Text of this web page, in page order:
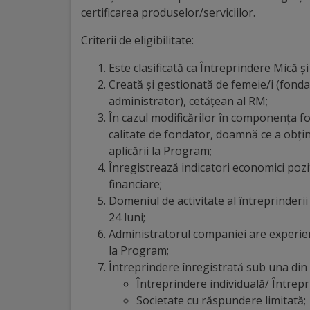
Administrație
Viceprimari
Organigrama
Aparatul
certificarea produselor/serviciilor.
Criterii de eligibilitate:
Este clasificată ca Întreprindere Mică
Creată și gestionată de femeie/i
administrator), cetățean al RM;
În cazul modificărilor în componența
calitate de fondator, doamnă ce a
aplicării la Program;
Înregistrează indicatori economici
financiare;
Domeniul de activitate al
24 luni;
Administratorul companiei are
la Program;
Întreprindere înregistrată sub una
Întreprindere individuală/
Societate cu răspundere limitată;